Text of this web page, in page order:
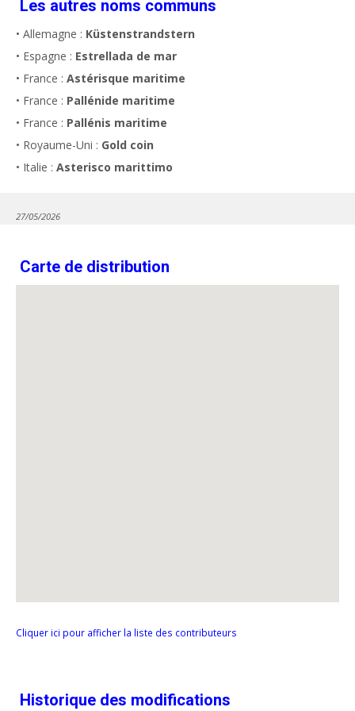
Les autres noms communs
• Allemagne : Küstenstrandstern
• Espagne : Estrellada de mar
• France : Astérisque maritime
• France : Pallénide maritime
• France : Pallénis maritime
• Royaume-Uni : Gold coin
• Italie : Asterisco marittimo
27/05/2026
Carte de distribution
Cliquer ici pour afficher la liste des contributeurs
Historique des modifications